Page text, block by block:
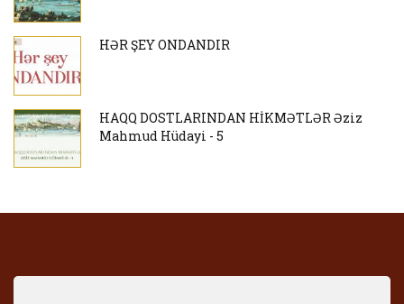
HƏR ŞEY ONDANDIR
HAQQ DOSTLARINDAN HİKMƏTLƏR Əziz
Mahmud Hüdayi - 5